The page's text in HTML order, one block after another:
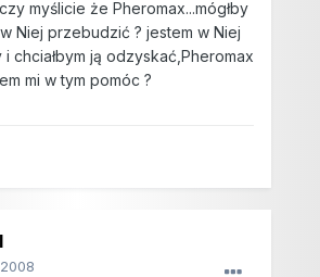
myślicie że Pheromax...mógłby
Niej przebudzić ? jestem w Niej
chciałbym ją odzyskać,Pheromax
mi w tym pomóc ?